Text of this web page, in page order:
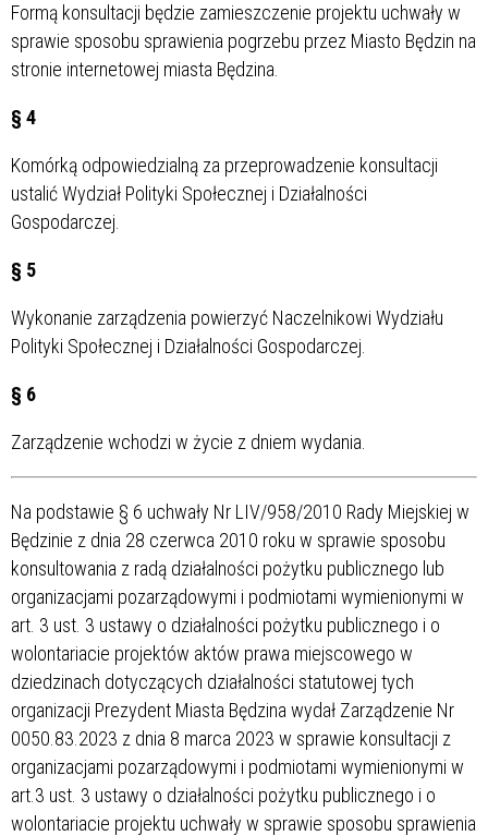
Formą konsultacji będzie zamieszczenie projektu uchwały w
sprawie sposobu sprawienia pogrzebu przez Miasto Będzin na
stronie internetowej miasta Będzina.
§ 4
Komórką odpowiedzialną za przeprowadzenie konsultacji
ustalić Wydział Polityki Społecznej i Działalności
Gospodarczej.
§ 5
Wykonanie zarządzenia powierzyć Naczelnikowi Wydziału
Polityki Społecznej i Działalności Gospodarczej.
§ 6
Zarządzenie wchodzi w życie z dniem wydania.
Na podstawie § 6 uchwały Nr LIV/958/2010 Rady Miejskiej w
Będzinie z dnia 28 czerwca 2010 roku w sprawie sposobu
konsultowania z radą działalności pożytku publicznego lub
organizacjami pozarządowymi i podmiotami wymienionymi w
art. 3 ust. 3 ustawy o działalności pożytku publicznego i o
wolontariacie projektów aktów prawa miejscowego w
dziedzinach dotyczących działalności statutowej tych
organizacji Prezydent Miasta Będzina wydał Zarządzenie Nr
0050.83.2023 z dnia 8 marca 2023 w sprawie konsultacji z
organizacjami pozarządowymi i podmiotami wymienionymi w
art.3 ust. 3 ustawy o działalności pożytku publicznego i o
wolontariacie projektu uchwały w sprawie sposobu sprawienia